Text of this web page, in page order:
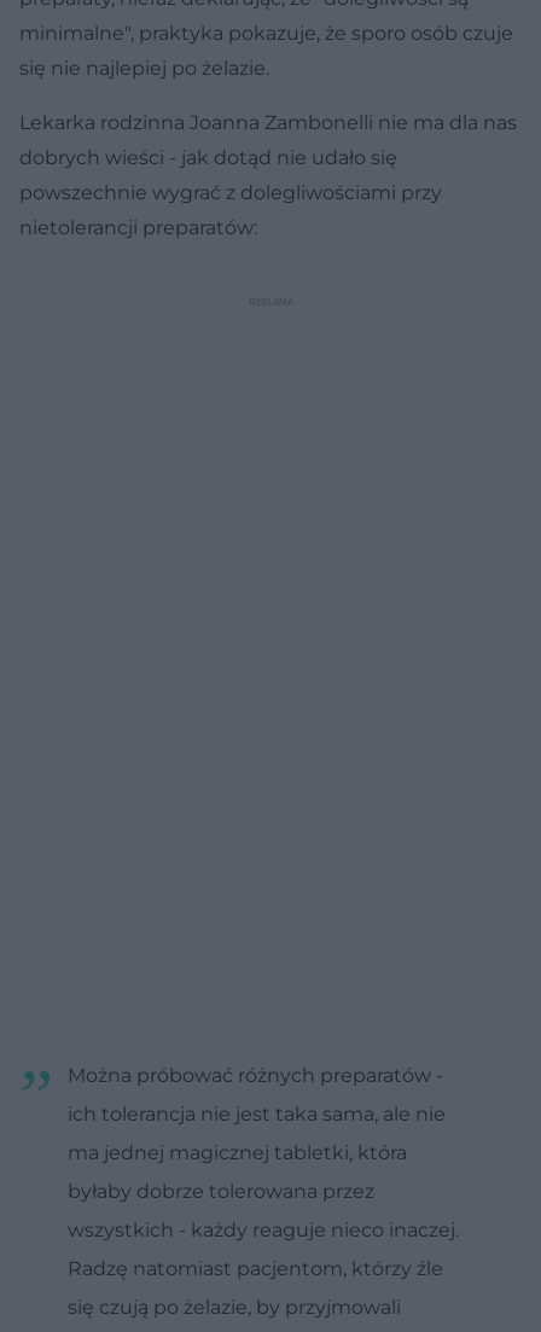
minimalne", praktyka pokazuje, że sporo osób czuje
się nie najlepiej po żelazie.
Lekarka rodzinna Joanna Zambonelli nie ma dla nas
dobrych wieści - jak dotąd nie udało się
powszechnie wygrać z dolegliwościami przy
nietolerancji preparatów:
Można próbować różnych preparatów -
ich tolerancja nie jest taka sama, ale nie
ma jednej magicznej tabletki, która
byłaby dobrze tolerowana przez
wszystkich - każdy reaguje nieco inaczej.
Radzę natomiast pacjentom, którzy źle
się czują po żelazie, by przyjmowali